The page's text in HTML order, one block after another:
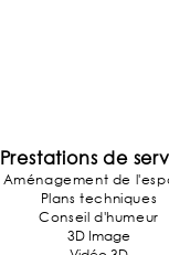
Prestations de
Aménagement de
Plans techniques
Conseil d'humeur
3D Image